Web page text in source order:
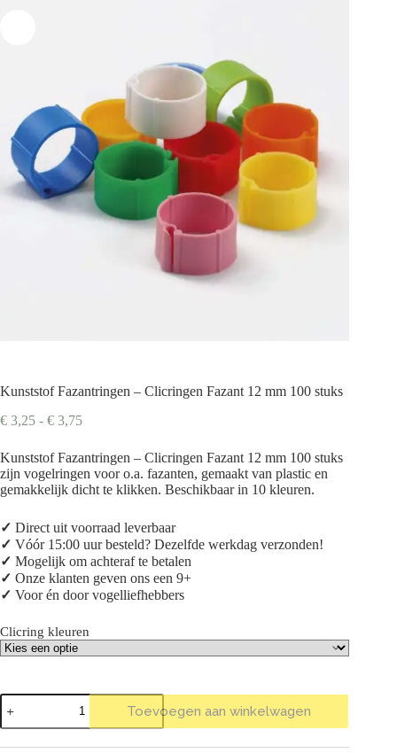
Kunststof Fazantringen – Clicringen Fazant 12 mm 100 stuks
€ 3,25 - € 3,75Prijsklasse:
tot
€ 3,75
Kunststof Fazantringen – Clicringen Fazant 12 mm 100 stuks
zijn vogelringen voor o.a. fazanten, gemaakt van plastic en
gemakkelijk dicht te klikken. Beschikbaar in 10 kleuren.
✓ Direct uit voorraad leverbaar
✓ Vóór 15:00 uur besteld? Dezelfde werkdag verzonden!
✓ Mogelijk om achteraf te betalen
✓ Onze klanten geven ons een 9+
✓ Voor én door vogelliefhebbers
Clicring kleuren
Kunststof
Fazantringen
-
Clicringen
Toevoegen aan winkelwagen